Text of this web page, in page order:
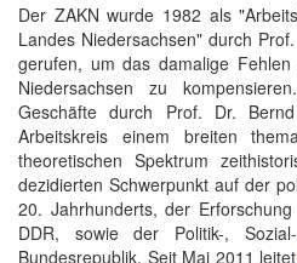
Der ZAKN wurde 1982 als
Landes Niedersachsen" durch
gerufen, um das damalige
Niedersachsen zu
Geschäfte durch Prof. Dr.
Arbeitskreis einem breiten
theoretischen Spektrum
dezidierten Schwerpunkt auf der
20. Jahrhunderts, der
DDR, sowie der Politik-,
Bundesrepublik. Seit Mai 2011 leitet